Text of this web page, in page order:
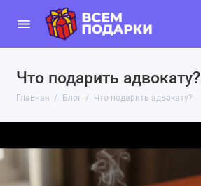
Что подарить адвокату?
Главная Блог Что подарить адвокату?